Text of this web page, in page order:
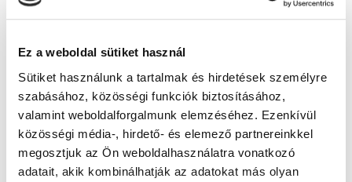
Ez a weboldal sütiket használ
Sütiket használunk a tartalmak és hirdetések személyre
szabásához, közösségi funkciók biztosításához,
valamint weboldalforgalmunk elemzéséhez. Ezenkívül
közösségi média-, hirdető- és elemező partnereinkkel
megosztjuk az Ön weboldalhasználatra vonatkozó
adatait, akik kombinálhatják az adatokat más olyan
Csak 3-5 csillagos vélemények láthatók
Kapcsolódó termékek